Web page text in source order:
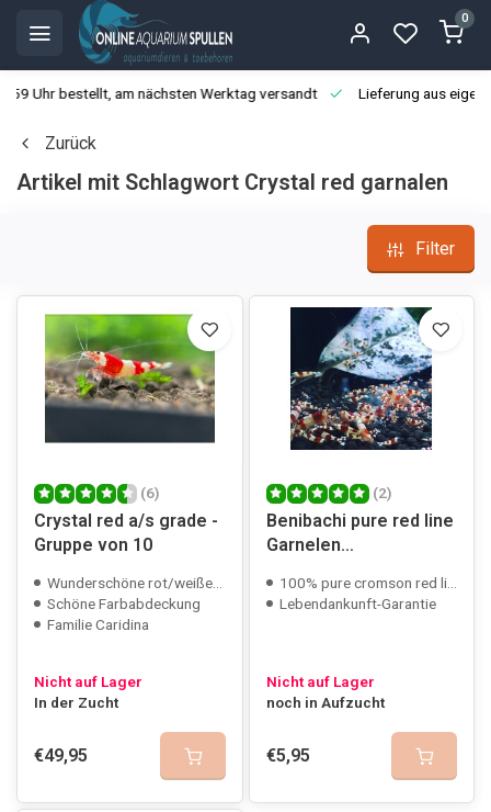
0
Uhr bestellt, am nächsten Werktag versandt Lieferung aus
Zurück
Artikel mit Schlagwort Crystal red garnalen
Filter
(6)
Crystal red a/s grade -
Gruppe von 10
Wunderschöne rot/weiße Garnelen
Schöne Farbabdeckung
Familie Caridina
Nicht auf Lager
In der Zucht
€49,95
(2)
Benibachi pure red line
Garnelen
100% pure cromson red line
Lebendankunft-Garantie
Nicht auf Lager
noch in Aufzucht
€5,95